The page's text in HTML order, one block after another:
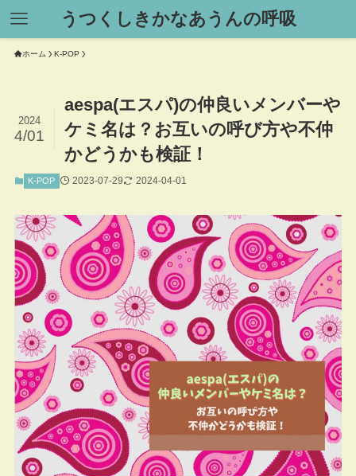
うつくしきかなあうんの呼吸
ホーム K-POP
aespa(エスパ)の仲良いメンバーや
ケミ名は？お互いの呼び方や不仲
かどうかも検証！
2024
4/01
K-POP 2023-07-29 2024-04-01